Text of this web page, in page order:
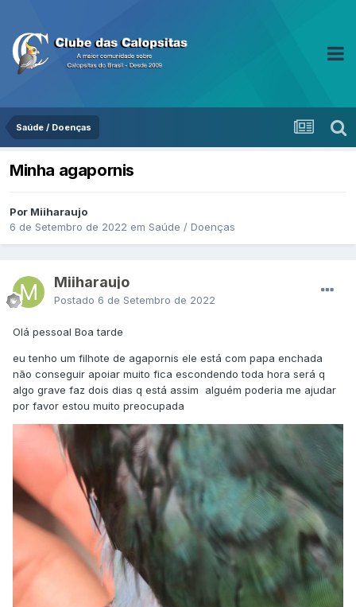
Saúde / Doenças
Minha agapornis
Por Miiharaujo
6 de Setembro de 2022 em Saúde / Doenças
Miiharaujo
Postado 6 de Setembro de 2022
Olá pessoal Boa tarde
eu tenho um filhote de agapornis ele está com papa enchada
não conseguir apoiar muito fica escondendo toda hora será q
algo grave faz dois dias q está assim alguém poderia me ajudar
por favor estou muito preocupada